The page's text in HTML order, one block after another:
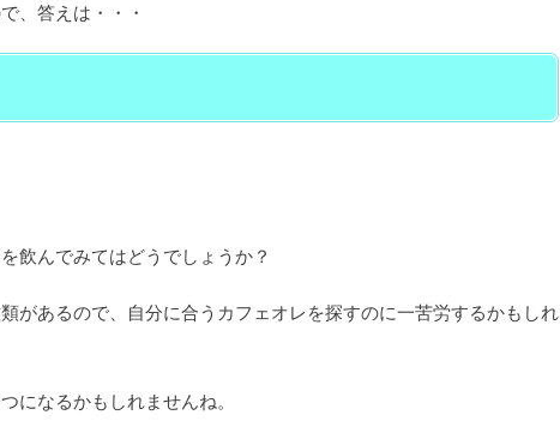
、答えは・・・
飲んでみてはどうでしょうか？
があるので、自分に合うカフェオレを探すのに一苦労するかもしれ
になるかもしれませんね。